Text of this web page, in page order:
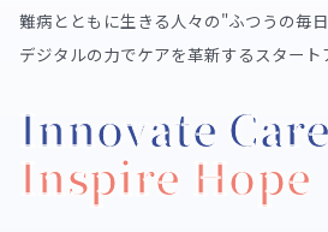
難病とともに生きる人々の"ふつうの毎
デジタルの力でケアを革新するスタート
Innovate
Inspire Hope